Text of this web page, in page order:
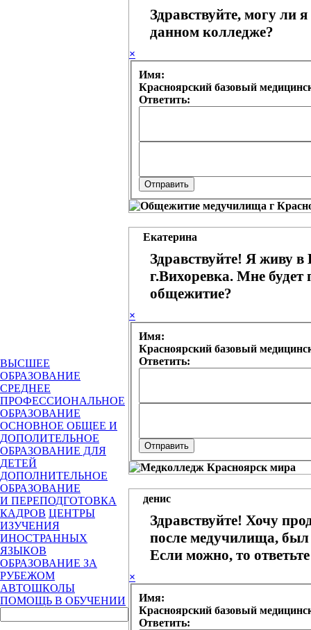
ВЫСШЕЕ
ОБРАЗОВАНИЕ
СРЕДНЕЕ
ПРОФЕССИОНАЛЬНОЕ
ОБРАЗОВАНИЕ
ОСНОВНОЕ ОБЩЕЕ И
ДОПОЛИТЕЛЬНОЕ
ОБРАЗОВАНИЕ ДЛЯ
ДЕТЕЙ
ДОПОЛНИТЕЛЬНОЕ
ОБРАЗОВАНИЕ
И ПЕРЕПОДГОТОВКА
КАДРОВ ЦЕНТРЫ
ИЗУЧЕНИЯ
ИНОСТРАННЫХ
ЯЗЫКОВ
ОБРАЗОВАНИЕ ЗА
РУБЕЖОМ
АВТОШКОЛЫ
ПОМОЩЬ В ОБУЧЕНИИ
Здравствуйте, могу ли
данном колледже?
×
Имя:
Красноярский базовый
Ответить:
Екатерина
Здравствуйте! Я живу в
г.Вихоревка. Мне будет
общежитие?
×
Имя:
Красноярский базовый
Ответить:
денис
Здравствуйте! Хочу
после медучилища, был
Если можно, то
×
Имя:
Красноярский базовый
Ответить: